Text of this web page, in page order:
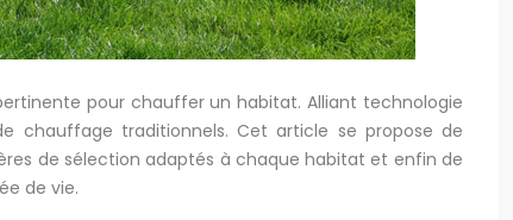
pour chauffer un habitat. Alliant technologie
chauffage traditionnels. Cet article se propose de
de sélection adaptés à chaque habitat et enfin de
de vie.